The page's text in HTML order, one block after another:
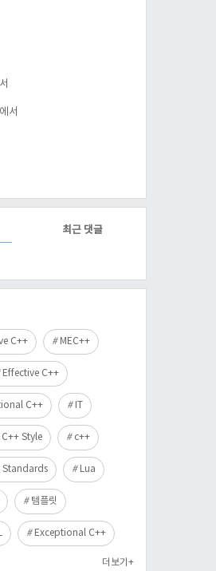
서
최근 댓글
C++ MEC++
Effective C++
C++ IT
Style c++
Standards Lua
템플릿
Exceptional C++
더보기+